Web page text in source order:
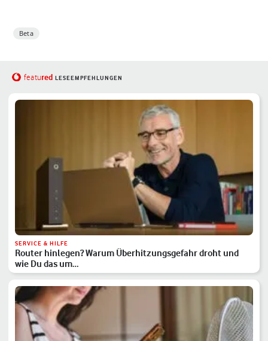
Beta
featured LESEEMPFEHLUNGEN
SERVICE & HILFE
Router hinlegen? Warum Überhitzungsgefahr droht und
wie Du das um…